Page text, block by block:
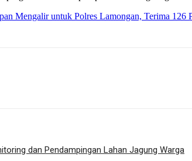
Mengalir untuk Polres Lamongan, Terima
dan Pendampingan Lahan Jagung Warga